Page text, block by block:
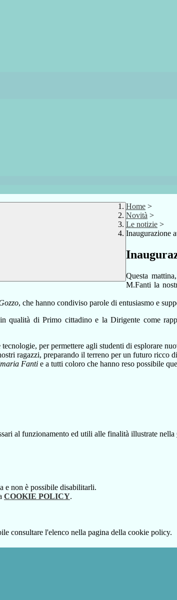
Home >
Novità >
Le notizie >
Inaugurazione
Questa
M.Fanti la
, che hanno condiviso parole di entusiasmo e
di Primo cittadino e la Dirigente come
tecnologie, perpermettere agli studenti di esplorare
ragazzi, preparando il terreno per un futuro ricco
Fanti e a tutti coloro che hanno reso possibile
al funzionamento ed utili alle finalità illustrate nella
e non è possibile disabilitarli.
COOKIE POLICY.
consultare l'elenco nella pagina della cookie policy.